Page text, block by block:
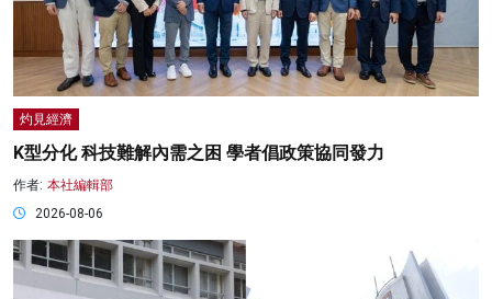
灼見經濟
K型分化 科技難解內需之困 學者倡政策協同發力
作者: 本社編輯部
2026-08-06